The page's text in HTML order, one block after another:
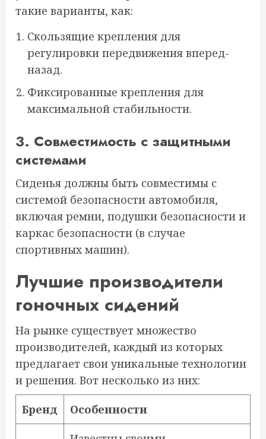
такие варианты, как:
Скользящие крепления для
регулировки передвижения вперед-
назад.
Фиксированные крепления для
максимальной стабильности.
3. Совместимость с защитными
системами
Сиденья должны быть совместимы с
системой безопасности автомобиля,
включая ремни, подушки безопасности и
каркас безопасности (в случае
спортивных машин).
Лучшие производители
гоночных сидений
На рынке существует множество
производителей, каждый из которых
предлагает свои уникальные технологии
и решения. Вот несколько из них:
Бренд Особенности